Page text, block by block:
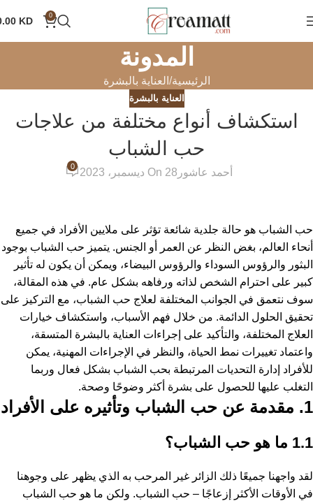
0
KD
المدونة
الرئيسية العناية بالبشرة
العناية بالبشرة
استكشاف أنواع مختلفة من علاجات
حب الشباب
أحمد عاشور On 28 ديسمبر، 2023
0
حب الشباب هو حالة جلدية شائعة تؤثر على ملايين الأفراد في جميع
أنحاء العالم، بغض النظر عن العمر أو الجنس. يتميز حب الشباب بوجود
البثور والرؤوس السوداء والرؤوس البيضاء، ويمكن أن يكون له تأثير
كبير على احترام الشخص لذاته ورفاهه بشكل عام. في هذه المقالة،
سوف نتعمق في الجوانب المختلفة لعلاج حب الشباب، مع التركيز على
تحقيق الحلول الدائمة. من خلال فهم الأسباب، واستكشاف خيارات
العلاج المختلفة، والتأكيد على إجراءات العناية بالبشرة المتسقة،
واعتماد تغييرات نمط الحياة، والنظر في الإجراءات المهنية، يمكن
للأفراد إدارة التحديات المرتبطة بحب الشباب بشكل فعال وربما
التغلب عليها للحصول على بشرة أكثر وضوحًا وصحة.
1. مقدمة عن حب الشباب وتأثيره على الأفراد
1.1 ما هو حب الشباب؟
لقد واجهنا جميعًا ذلك الزائر غير المرحب به الذي يظهر على وجوهنا
في الأوقات الأكثر إزعاجًا – حب الشباب. ولكن ما هو حب الشباب